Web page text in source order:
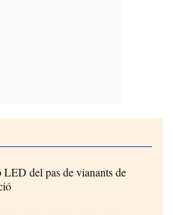
del pas de vianants de